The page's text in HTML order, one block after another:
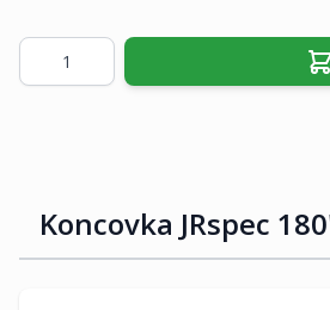
Množství
Koncovka JRspec